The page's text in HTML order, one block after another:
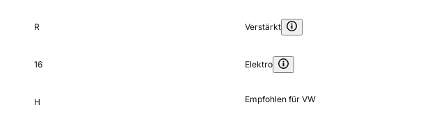
R
16
H
Verstärkt
Elektro
Empfohlen für VW